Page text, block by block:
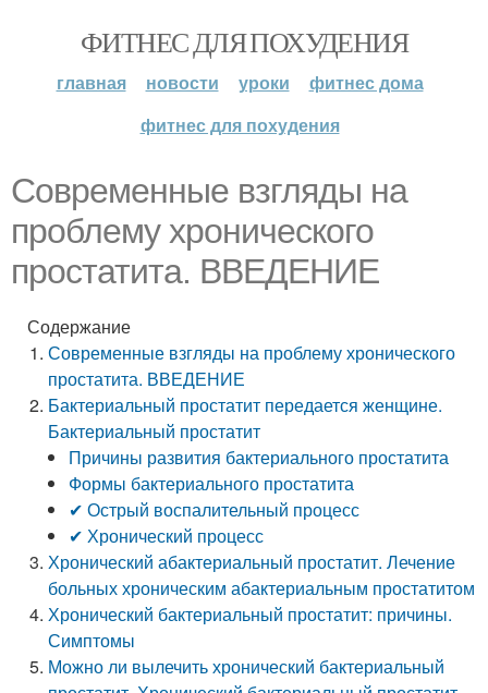
ФИТНЕС ДЛЯ ПОХУДЕНИЯ
главная новости уроки
фитнес дома
фитнес для похудения
Современные взгляды на
проблему хронического
простатита. ВВЕДЕНИЕ
Содержание
Современные взгляды на проблему хронического
простатита. ВВЕДЕНИЕ
Бактериальный простатит передается женщине.
Бактериальный простатит
Причины развития бактериального простатита
Формы бактериального простатита
✔ Острый воспалительный процесс
✔ Хронический процесс
Хронический абактериальный простатит. Лечение
больных хроническим абактериальным простатитом
Хронический бактериальный простатит: причины.
Симптомы
Можно ли вылечить хронический бактериальный